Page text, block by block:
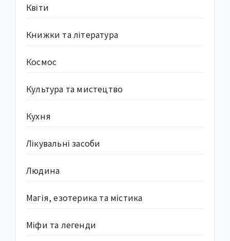
Квіти
Книжки та література
Космос
Культура та мистецтво
Кухня
Лікувальні засоби
Людина
Магія, езотерика та містика
Міфи та легенди